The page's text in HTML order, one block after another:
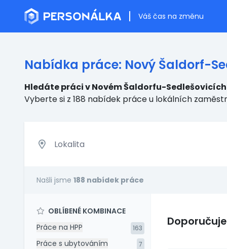
Váš čas na změnu
Nabídka práce: Nový Šaldorf-
Hledáte práci v Novém Šaldorfu-
Vyberte si z 188 nabídek práce u lokálních
Našli jsme 188 nabídek práce
OBLÍBENÉ KOMBINACE
Práce na HPP
163
Práce s ubytováním 7